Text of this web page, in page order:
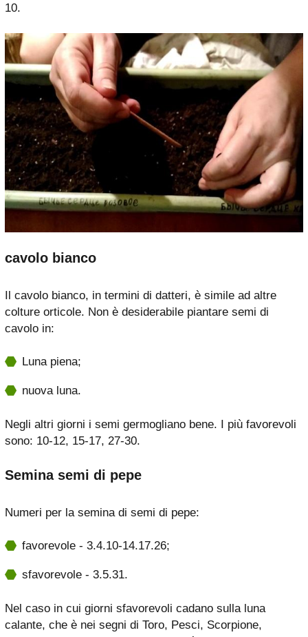
10.
cavolo bianco
Il cavolo bianco, in termini di datteri, è simile ad altre
colture orticole. Non è desiderabile piantare semi di
cavolo in:
Luna piena;
nuova luna.
Negli altri giorni i semi germogliano bene. I più favorevoli
sono: 10-12, 15-17, 27-30.
Semina semi di pepe
Numeri per la semina di semi di pepe:
favorevole - 3.4.10-14.17.26;
sfavorevole - 3.5.31.
Nel caso in cui giorni sfavorevoli cadano sulla luna
calante, che è nei segni di Toro, Pesci, Scorpione,